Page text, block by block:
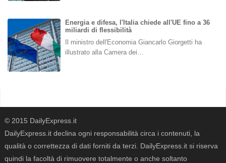
Energia e difesa, l'Italia chiede all'UE fino a 36
miliardi di flessibilità
Il ministro dell'Economia Giancarlo Giorgetti ha
illustrato alla Camera dei…
© 2015 DailyExpress.it
DailyExpress.it declina ogni responsabilità circa i contenuti, la
qualità o correttezza di dati forniti da terzi. DailyExpress.it si riserva
quindi la facoltà di rimuovere totalmente o anche soltanto